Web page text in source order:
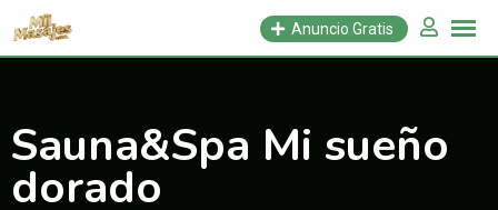
Saltar
Anuncio Gratis
Sauna&Spa Mi sueño
dorado